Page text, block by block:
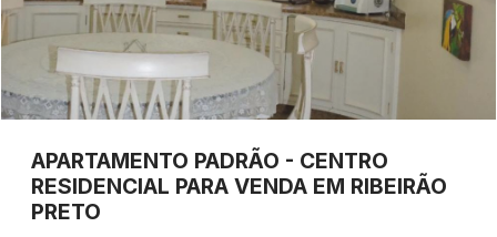
APARTAMENTO PADRÃO - CENTRO
RESIDENCIAL PARA VENDA EM RIBEIRÃO
PRETO